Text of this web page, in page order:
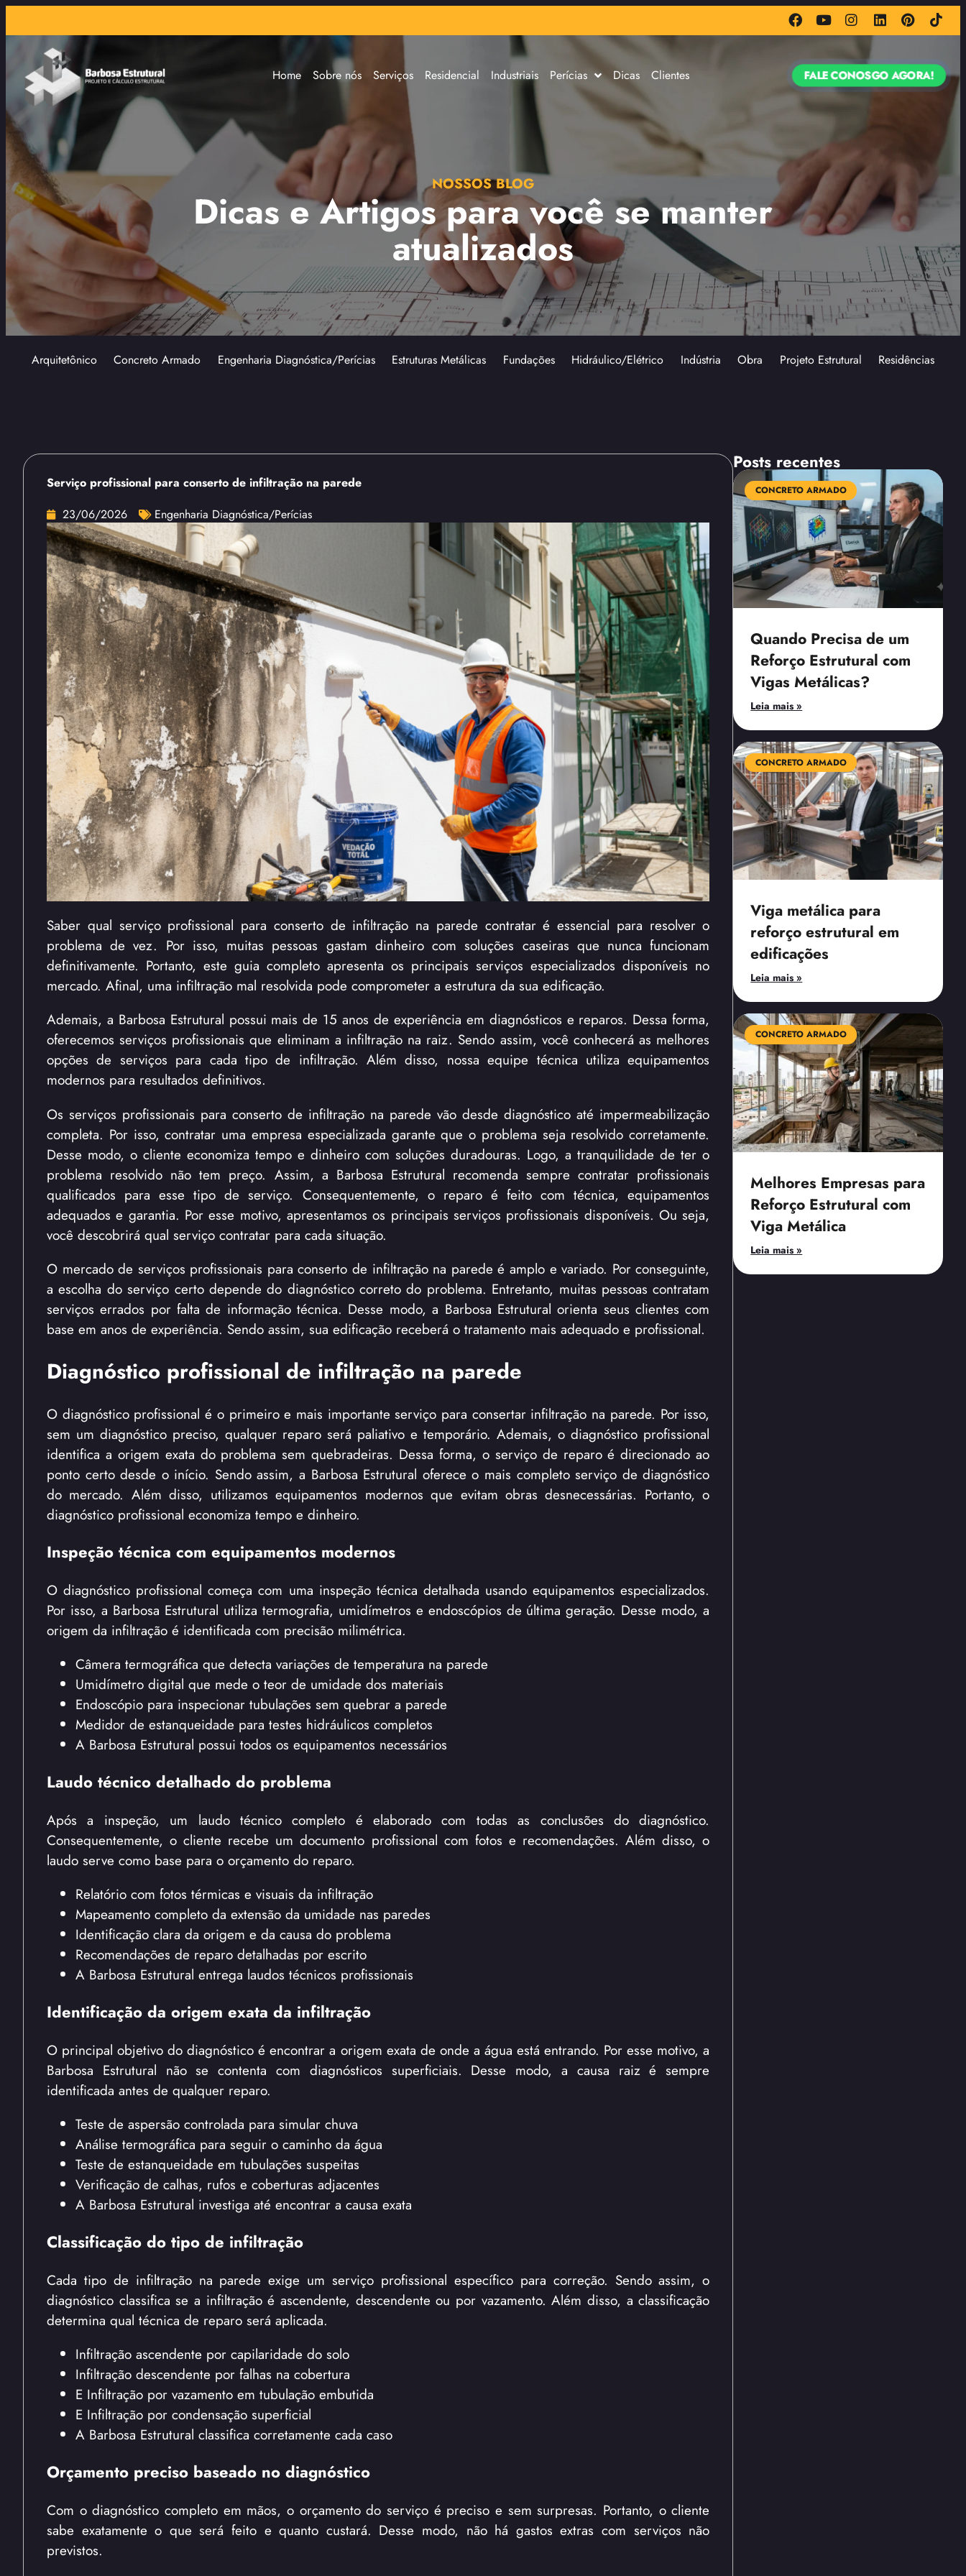
Home Sobre nós Serviços Residencial Industriais Perícias Dicas Clientes FALE CONOSGO AGORA!
NOSSOS BLOG
Dicas e Artigos para você se manter
atualizados
Arquitetônico Concreto Armado Engenharia Diagnóstica/Perícias Estruturas Metálicas Fundações Hidráulico/Elétrico Indústria Obra Projeto Estrutural Residências
Serviço profissional para conserto de infiltração na parede
23/06/2026
Engenharia Diagnóstica/Perícias
Saber qual serviço profissional para conserto de infiltração na parede contratar é essencial para resolver o
problema de vez. Por isso, muitas pessoas gastam dinheiro com soluções caseiras que nunca funcionam
definitivamente. Portanto, este guia completo apresenta os principais serviços especializados disponíveis no
mercado. Afinal, uma infiltração mal resolvida pode comprometer a estrutura da sua edificação.
Ademais, a Barbosa Estrutural possui mais de 15 anos de experiência em diagnósticos e reparos. Dessa forma,
oferecemos serviços profissionais que eliminam a infiltração na raiz. Sendo assim, você conhecerá as melhores
opções de serviços para cada tipo de infiltração. Além disso, nossa equipe técnica utiliza equipamentos
modernos para resultados definitivos.
Os serviços profissionais para conserto de infiltração na parede vão desde diagnóstico até impermeabilização
completa. Por isso, contratar uma empresa especializada garante que o problema seja resolvido corretamente.
Desse modo, o cliente economiza tempo e dinheiro com soluções duradouras. Logo, a tranquilidade de ter o
problema resolvido não tem preço. Assim, a Barbosa Estrutural recomenda sempre contratar profissionais
qualificados para esse tipo de serviço. Consequentemente, o reparo é feito com técnica, equipamentos
adequados e garantia. Por esse motivo, apresentamos os principais serviços profissionais disponíveis. Ou seja,
você descobrirá qual serviço contratar para cada situação.
O mercado de serviços profissionais para conserto de infiltração na parede é amplo e variado. Por conseguinte,
a escolha do serviço certo depende do diagnóstico correto do problema. Entretanto, muitas pessoas contratam
serviços errados por falta de informação técnica. Desse modo, a Barbosa Estrutural orienta seus clientes com
base em anos de experiência. Sendo assim, sua edificação receberá o tratamento mais adequado e profissional.
Diagnóstico profissional de infiltração na parede
O diagnóstico profissional é o primeiro e mais importante serviço para consertar infiltração na parede. Por isso,
sem um diagnóstico preciso, qualquer reparo será paliativo e temporário. Ademais, o diagnóstico profissional
identifica a origem exata do problema sem quebradeiras. Dessa forma, o serviço de reparo é direcionado ao
ponto certo desde o início. Sendo assim, a Barbosa Estrutural oferece o mais completo serviço de diagnóstico
do mercado. Além disso, utilizamos equipamentos modernos que evitam obras desnecessárias. Portanto, o
diagnóstico profissional economiza tempo e dinheiro.
Inspeção técnica com equipamentos modernos
O diagnóstico profissional começa com uma inspeção técnica detalhada usando equipamentos especializados.
Por isso, a Barbosa Estrutural utiliza termografia, umidímetros e endoscópios de última geração. Desse modo, a
origem da infiltração é identificada com precisão milimétrica.
Câmera termográfica que detecta variações de temperatura na parede
Umidímetro digital que mede o teor de umidade dos materiais
Endoscópio para inspecionar tubulações sem quebrar a parede
Medidor de estanqueidade para testes hidráulicos completos
A Barbosa Estrutural possui todos os equipamentos necessários
Laudo técnico detalhado do problema
Após a inspeção, um laudo técnico completo é elaborado com todas as conclusões do diagnóstico.
Consequentemente, o cliente recebe um documento profissional com fotos e recomendações. Além disso, o
laudo serve como base para o orçamento do reparo.
Relatório com fotos térmicas e visuais da infiltração
Mapeamento completo da extensão da umidade nas paredes
Identificação clara da origem e da causa do problema
Recomendações de reparo detalhadas por escrito
A Barbosa Estrutural entrega laudos técnicos profissionais
Identificação da origem exata da infiltração
O principal objetivo do diagnóstico é encontrar a origem exata de onde a água está entrando. Por esse motivo, a
Barbosa Estrutural não se contenta com diagnósticos superficiais. Desse modo, a causa raiz é sempre
identificada antes de qualquer reparo.
Teste de aspersão controlada para simular chuva
Análise termográfica para seguir o caminho da água
Teste de estanqueidade em tubulações suspeitas
Verificação de calhas, rufos e coberturas adjacentes
A Barbosa Estrutural investiga até encontrar a causa exata
Classificação do tipo de infiltração
Cada tipo de infiltração na parede exige um serviço profissional específico para correção. Sendo assim, o
diagnóstico classifica se a infiltração é ascendente, descendente ou por vazamento. Além disso, a classificação
determina qual técnica de reparo será aplicada.
Infiltração ascendente por capilaridade do solo
Infiltração descendente por falhas na cobertura
E Infiltração por vazamento em tubulação embutida
E Infiltração por condensação superficial
A Barbosa Estrutural classifica corretamente cada caso
Orçamento preciso baseado no diagnóstico
Com o diagnóstico completo em mãos, o orçamento do serviço é preciso e sem surpresas. Portanto, o cliente
sabe exatamente o que será feito e quanto custará. Desse modo, não há gastos extras com serviços não
previstos.
Posts recentes
CONCRETO ARMADO
Quando Precisa de um
Reforço Estrutural com
Vigas Metálicas?
Leia mais »
CONCRETO ARMADO
Viga metálica para
reforço estrutural em
edificações
Leia mais »
CONCRETO ARMADO
Melhores Empresas para
Reforço Estrutural com
Viga Metálica
Leia mais »